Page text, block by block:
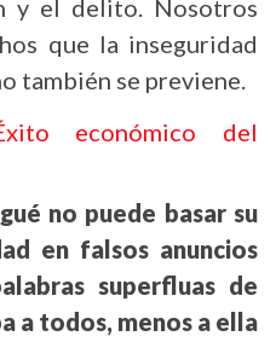
y el delito. Nosotros
que la inseguridad
también se previene.
económico del
no puede basar su
en falsos anuncios
superfluas de
a todos, menos a ella